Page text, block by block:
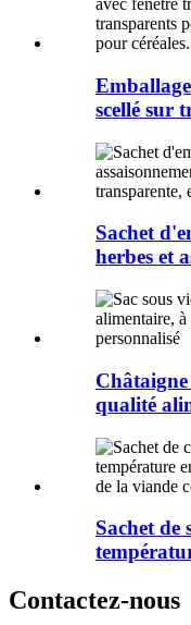
scellé sur
Sachet
herbes et
Châtaigne
qualité
Sachet de
Contactez-nous